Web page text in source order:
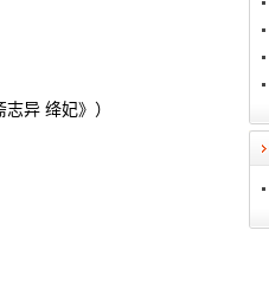
异 绛妃》）